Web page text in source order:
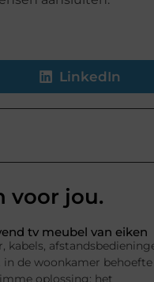
LinkedIn
voor jou.
tv meubel van eiken
kabels,
in de woonkamer behoefte
oplossing: het